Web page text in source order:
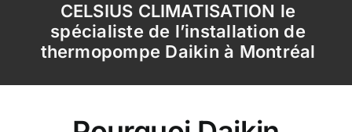
CELSIUS CLIMATISATION le
spécialiste de l’installation de
thermopompe Daikin à Montréal